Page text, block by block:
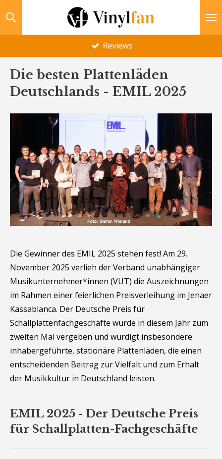
Zum
Hauptinhalt
Reviews
Die besten Plattenläden
Deutschlands - EMIL 2025
Die Gewinner des EMIL 2025 stehen fest! Am 29.
November 2025 verlieh der Verband unabhängiger
Musikunternehmer*innen (VUT) die Auszeichnungen
im Rahmen einer feierlichen Preisverleihung im Jenaer
Kassablanca. Der Deutsche Preis für
Schallplattenfachgeschäfte wurde in diesem Jahr zum
zweiten Mal vergeben und würdigt insbesondere
inhabergeführte, stationäre Plattenläden, die einen
entscheidenden Beitrag zur Vielfalt und zum Erhalt
der Musikkultur in Deutschland leisten.
EMIL 2025 - Der Deutsche Preis
für Schallplatten-Fachgeschäfte